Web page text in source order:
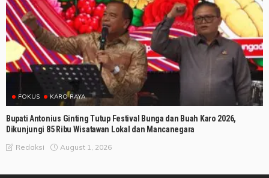
FOKUS KARO RAYA
Bupati Antonius Ginting Tutup Festival Bunga dan Buah Karo 2026,
Dikunjungi 85 Ribu Wisatawan Lokal dan Mancanegara
Redaksi August 1, 2026